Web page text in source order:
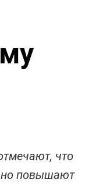
что
повышают